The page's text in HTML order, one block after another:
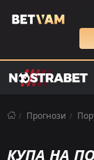
Прогнози
КУПА НА